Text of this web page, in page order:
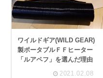
ワイルドギア(WILD GEAR)
製ポータブルＦＦヒーター
「ルアペフ」を選んだ理由
2021.02.08